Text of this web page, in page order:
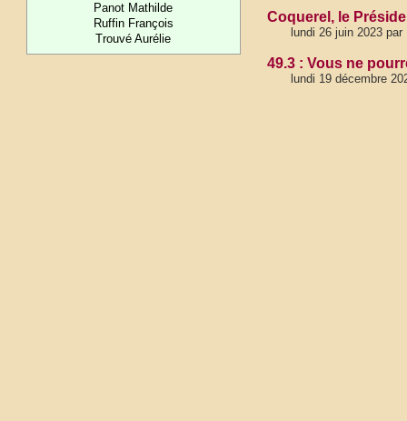
Panot Mathilde
Ruffin François
Trouvé Aurélie
Coquerel, le
lundi 26 juin 2023
49.3 : Vous ne
lundi 19 décembre